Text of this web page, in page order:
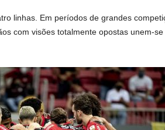
linhas. Em períodos de grandes
com visões totalmente opostas unem-